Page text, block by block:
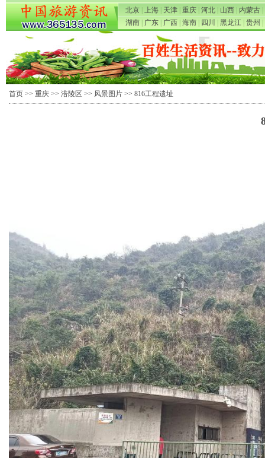
北京 上海 天津 重庆 河北 山西 内蒙古
湖南
广东 广西 海南 四川 黑龙江 贵州
首页 >> 重庆 >> 涪陵区 >> 风景图片 >> 816工程遗址